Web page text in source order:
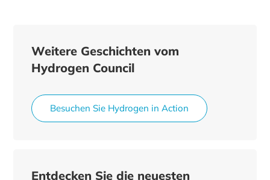
Weitere Geschichten vom
Hydrogen Council
Besuchen Sie Hydrogen in Action
Entdecken Sie die neuesten